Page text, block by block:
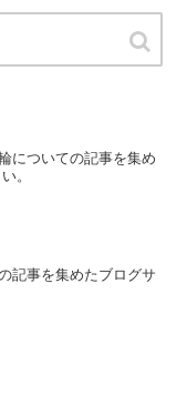
ての記事を集めたブロ
についての記事を集め
。
記事を集めたブログサ